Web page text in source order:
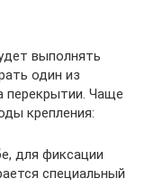
выполнять
один из
перекрытии. Чаще
крепления:
для фиксации
специальный